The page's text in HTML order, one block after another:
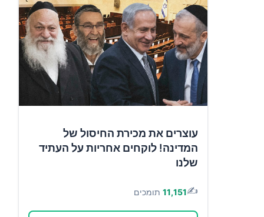
עוצרים את מכירת החיסול של
המדינה! לוקחים אחריות על העתיד
שלנו
✍️
11,151 תומכים